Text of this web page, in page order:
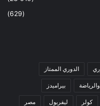
(629)
الدوري الممتاز
بيراميدز
كولر ليفربول مصر